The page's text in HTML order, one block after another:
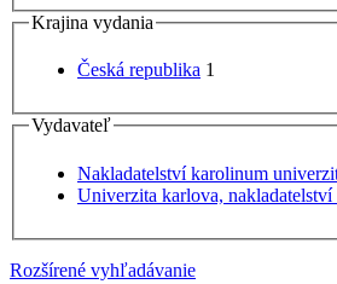
Krajina vydania
Česká republika 1
Vydavateľ
Nakladatelství karolinum
Univerzita karlova,
Rozšírené vyhľadávanie